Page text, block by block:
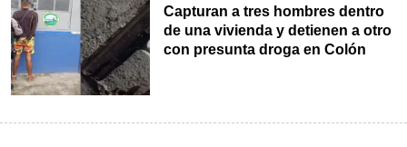
Capturan a tres hombres dentro
de una vivienda y detienen a otro
con presunta droga en Colón